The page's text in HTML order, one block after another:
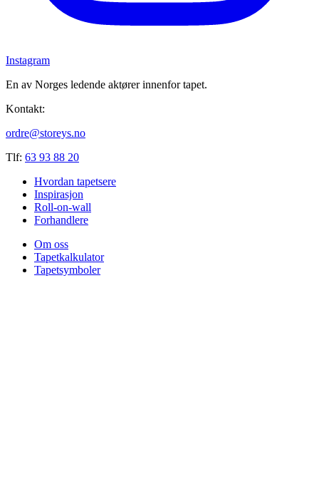
Instagram
En av Norges ledende aktører innenfor tapet.
Kontakt:
ordre@storeys.no
Tlf: 63 93 88 20
Hvordan tapetsere
Inspirasjon
Roll-on-wall
Forhandlere
Om oss
Tapetkalkulator
Tapetsymboler